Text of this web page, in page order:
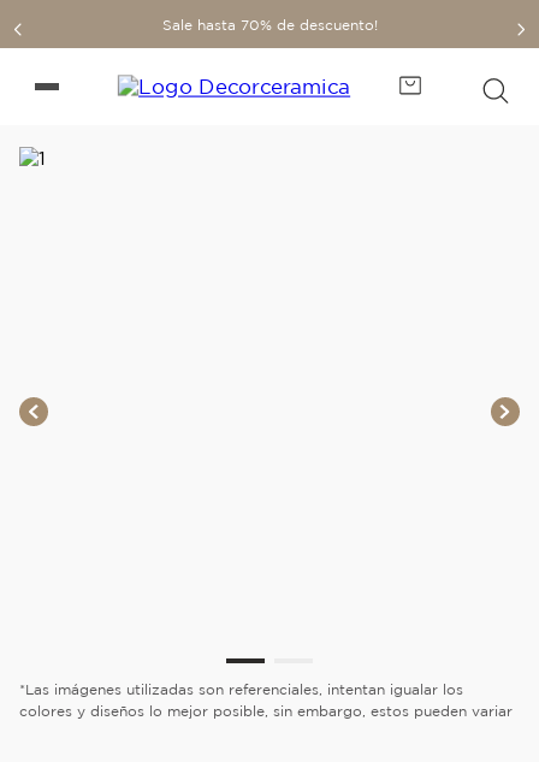
Sale hasta 70% de descuento!
*Las imágenes utilizadas son referenciales, intentan igualar los
colores y diseños lo mejor posible, sin embargo, estos pueden variar